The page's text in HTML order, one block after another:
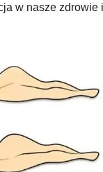
w nasze zdrowie